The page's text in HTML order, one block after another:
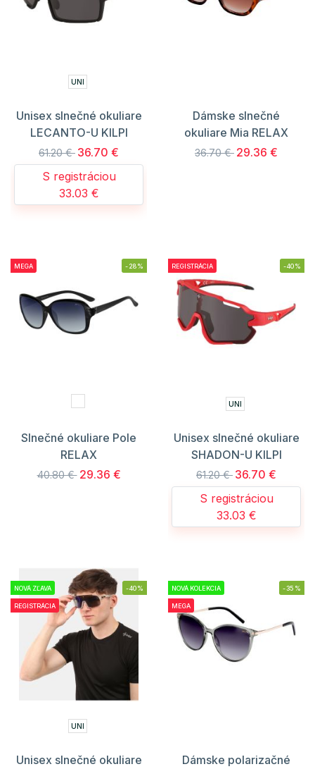
UNI
Unisex slnečné okuliare
LECANTO-U KILPI
61.20 € 36.70 €
S registráciou
33.03 €
Dámske slnečné
okuliare Mia RELAX
36.70 € 29.36 €
MEGA -28%
Slnečné okuliare Pole
RELAX
40.80 € 29.36 €
REGISTRÁCIA -40%
UNI
Unisex slnečné okuliare
SHADON-U KILPI
61.20 € 36.70 €
S registráciou
33.03 €
NOVÁ ZĽAVA
REGISTRÁCIA
-40%
UNI
Unisex slnečné okuliare
NOVÁ KOLEKCIA
MEGA
-35%
Dámske polarizačné